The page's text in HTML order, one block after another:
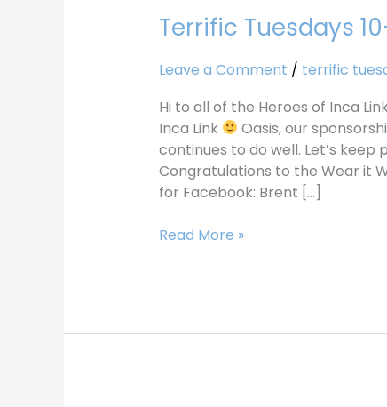
Terrific Tuesdays
Leave a Comment / terrific
Hi to all of the Heroes of Inca Link
Inca Link
Oasis, our
continues to do well. Let’s
Congratulations to the Wear it
for Facebook: Brent […]
Terrific
10-
17
Read More »